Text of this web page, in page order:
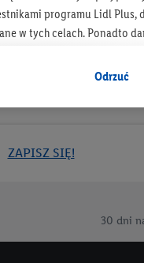
ZAPISZ SIĘ!
30 dni
programu Lidl Plus,
w tych celach. Ponadto
administrator danych
profili, które są
danych
uzyskiwanie dostępu do
skuteczności reklamy,
i optymalizacji
Odrzuć